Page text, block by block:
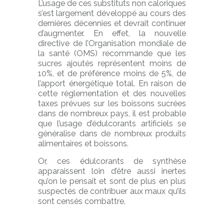
L’usage de ces substituts non caloriques
s’est largement développé au cours des
dernières décennies et devrait continuer
d’augmenter. En effet, la nouvelle
directive de l’Organisation mondiale de
la santé (OMS) recommande que les
sucres ajoutés représentent moins de
10%, et de préférence moins de 5%, de
l’apport énergétique total. En raison de
cette réglementation et des nouvelles
taxes prévues sur les boissons sucrées
dans de nombreux pays, il est probable
que l’usage d’édulcorants artificiels se
généralise dans de nombreux produits
alimentaires et boissons.
Or, ces édulcorants de synthèse
apparaissent loin d’être aussi inertes
qu’on le pensait et sont de plus en plus
suspectés de contribuer aux maux qu’ils
sont censés combattre.